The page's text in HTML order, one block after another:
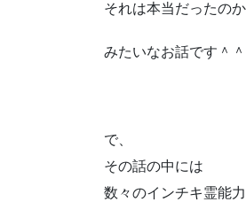
それは本当だったのか
みたいなお話です＾＾
で、
その話の中には
数々のインチキ霊能